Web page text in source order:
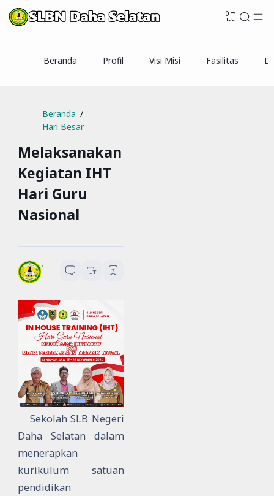
0
Beranda Profil Visi Misi Fasilitas
Beranda
Hari Besar
Melaksanakan
Kegiatan IHT
Hari Guru
Nasional
SLBN Daha Selatan
menit baca
Sekolah SLB Negeri
Daha Selatan dalam
menerapkan
kurikulum satuan
pendidikan